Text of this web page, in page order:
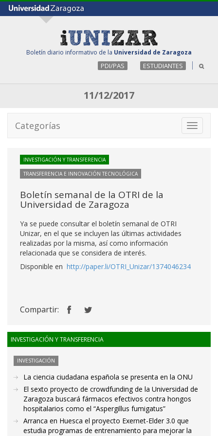
Boletín diario informativo de la Universidad de Zaragoza
PDI/PAS ESTUDIANTES
11/12/2017
Toggle
Categorías
INVESTIGACIÓN Y TRANSFERENCIA
TRANSFERENCIA E INNOVACIÓN TECNOLÓGICA
Boletín semanal de la OTRI de la
Universidad de Zaragoza
Ya se puede consultar el boletín semanal de OTRI
Unizar, en el que se incluyen las últimas actividades
realizadas por la misma, así como información
relacionada que se considera de interés.
Disponible en http://paper.li/OTRI_Unizar/1374046234
Compartir:
INVESTIGACIÓN Y TRANSFERENCIA
INVESTIGACIÓN
La ciencia ciudadana española se presenta en la ONU
El sexto proyecto de crowdfunding de la Universidad de
Zaragoza buscará fármacos efectivos contra hongos
hospitalarios como el “Aspergillus fumigatus”
Arranca en Huesca el proyecto Exernet-Elder 3.0 que
estudia programas de entrenamiento para mejorar la